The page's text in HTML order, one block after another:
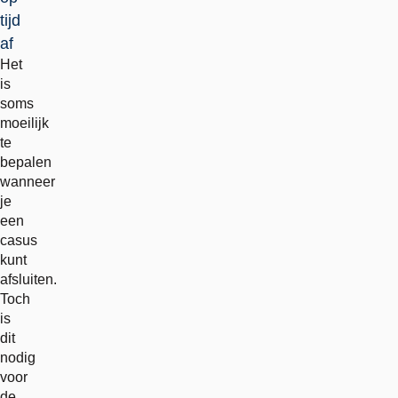
tijd
af
Het
is
soms
moeilijk
te
bepalen
wanneer
je
een
casus
kunt
afsluiten.
Toch
is
dit
nodig
voor